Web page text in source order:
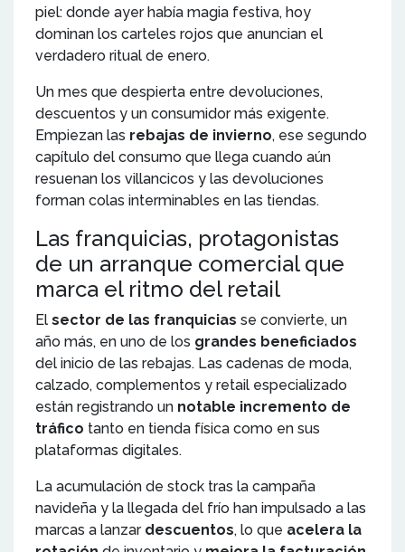
piel: donde ayer había magia festiva, hoy
dominan los carteles rojos que anuncian el
verdadero ritual de enero.
Un mes que despierta entre devoluciones,
descuentos y un consumidor más exigente.
Empiezan las rebajas de invierno, ese segundo
capítulo del consumo que llega cuando aún
resuenan los villancicos y las devoluciones
forman colas interminables en las tiendas.
Las franquicias, protagonistas
de un arranque comercial que
marca el ritmo del retail
El sector de las franquicias se convierte, un
año más, en uno de los grandes beneficiados
del inicio de las rebajas. Las cadenas de moda,
calzado, complementos y retail especializado
están registrando un notable incremento de
tráfico tanto en tienda física como en sus
plataformas digitales.
La acumulación de stock tras la campaña
navideña y la llegada del frío han impulsado a las
marcas a lanzar descuentos, lo que acelera la